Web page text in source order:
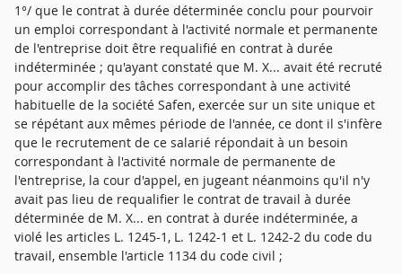
1°/ que le contrat à durée déterminée conclu pour pourvoir
un emploi correspondant à l'activité normale et permanente
de l'entreprise doit être requalifié en contrat à durée
indéterminée ; qu'ayant constaté que M. X... avait été recruté
pour accomplir des tâches correspondant à une activité
habituelle de la société Safen, exercée sur un site unique et
se répétant aux mêmes période de l'année, ce dont il s'infère
que le recrutement de ce salarié répondait à un besoin
correspondant à l'activité normale de permanente de
l'entreprise, la cour d'appel, en jugeant néanmoins qu'il n'y
avait pas lieu de requalifier le contrat de travail à durée
déterminée de M. X... en contrat à durée indéterminée, a
violé les articles L. 1245-1, L. 1242-1 et L. 1242-2 du code du
travail, ensemble l'article 1134 du code civil ;